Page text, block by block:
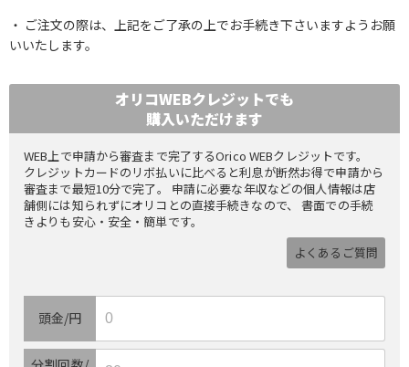
ご注文の際は、上記をご了承の上でお手続き下さいますようお願
いいたします。
オリコWEBクレジットでも
購入いただけます
WEB上で申請から審査まで完了するOrico WEBクレジットです。
クレジットカードのリボ払いに比べると利息が断然お得で申請から
審査まで最短10分で完了。 申請に必要な年収などの個人情報は店
舗側には知られずにオリコとの直接手続きなので、 書面での手続
きよりも安心・安全・簡単です。
よくあるご質問
頭金/円